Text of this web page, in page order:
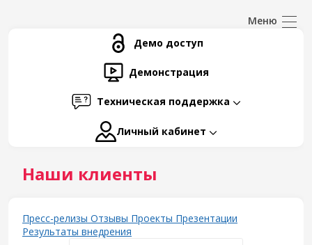
Демо доступ
Демонстрация
Техническая поддержка
Личный кабинет
Наши клиенты
Пресс-релизы Отзывы Проекты Презентации
Результаты внедрения